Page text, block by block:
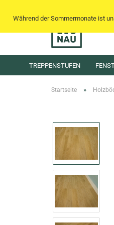
Während der Sommermonate ist
TREPPENSTUFEN
Startseite »